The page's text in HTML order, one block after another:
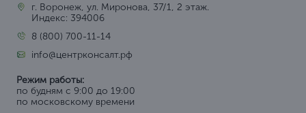
г. Воронеж, ул. Миронова, 37/1, 2 этаж.
Индекс: 394006
8 (800) 700-11-14
info@центрконсалт.рф
Режим работы:
по будням с 9:00 до 19:00
по московскому времени